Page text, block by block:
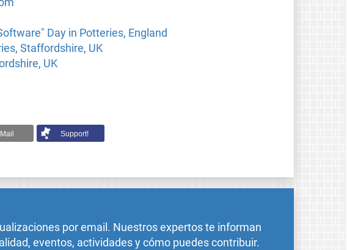
Day in Potteries, England
Staffordshire, UK
UK
Support!
por email. Nuestros expertos te informan
eventos, actividades y cómo puedes contribuir.